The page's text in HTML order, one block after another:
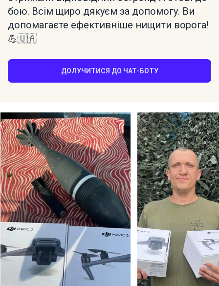
бою. Всім щиро дякуєм за допомогу. Ви
допомагаєте ефективніше нищити ворога!
💪🇺🇦
ДОЛУЧИТИСЯ ДО ЧАТ-БОТУ